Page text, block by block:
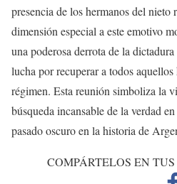
presencia de los hermanos del nieto
dimensión especial a este emotivo
una poderosa derrota de la
lucha por recuperar a todos
régimen. Esta reunión simboliza la
búsqueda incansable de la verdad
pasado oscuro en la historia de
COMPÁRTELOS EN